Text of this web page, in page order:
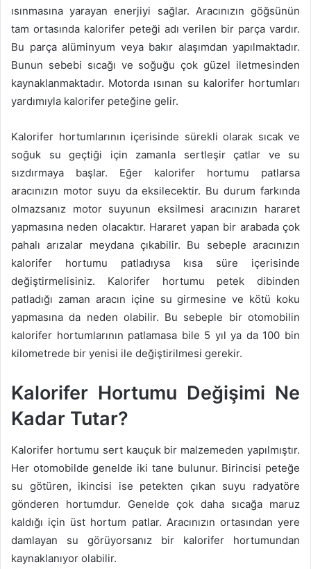
ısınmasına yarayan enerjiyi sağlar. Aracınızın göğsünün
tam ortasında kalorifer peteği adı verilen bir parça vardır.
Bu parça alüminyum veya bakır alaşımdan yapılmaktadır.
Bunun sebebi sıcağı ve soğuğu çok güzel iletmesinden
kaynaklanmaktadır. Motorda ısınan su kalorifer hortumları
yardımıyla kalorifer peteğine gelir.
Kalorifer hortumlarının içerisinde sürekli olarak sıcak ve
soğuk su geçtiği için zamanla sertleşir çatlar ve su
sızdırmaya başlar. Eğer kalorifer hortumu patlarsa
aracınızın motor suyu da eksilecektir. Bu durum farkında
olmazsanız motor suyunun eksilmesi aracınızın hararet
yapmasına neden olacaktır. Hararet yapan bir arabada çok
pahalı arızalar meydana çıkabilir. Bu sebeple aracınızın
kalorifer hortumu patladıysa kısa süre içerisinde
değiştirmelisiniz. Kalorifer hortumu petek dibinden
patladığı zaman aracın içine su girmesine ve kötü koku
yapmasına da neden olabilir. Bu sebeple bir otomobilin
kalorifer hortumlarının patlamasa bile 5 yıl ya da 100 bin
kilometrede bir yenisi ile değiştirilmesi gerekir.
Kalorifer Hortumu Değişimi Ne
Kadar Tutar?
Kalorifer hortumu sert kauçuk bir malzemeden yapılmıştır.
Her otomobilde genelde iki tane bulunur. Birincisi peteğe
su götüren, ikincisi ise petekten çıkan suyu radyatöre
gönderen hortumdur. Genelde çok daha sıcağa maruz
kaldığı için üst hortum patlar. Aracınızın ortasından yere
damlayan su görüyorsanız bir kalorifer hortumundan
kaynaklanıyor olabilir.